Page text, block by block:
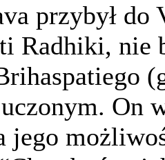
przybył do
Radhiki, nie
On
jego